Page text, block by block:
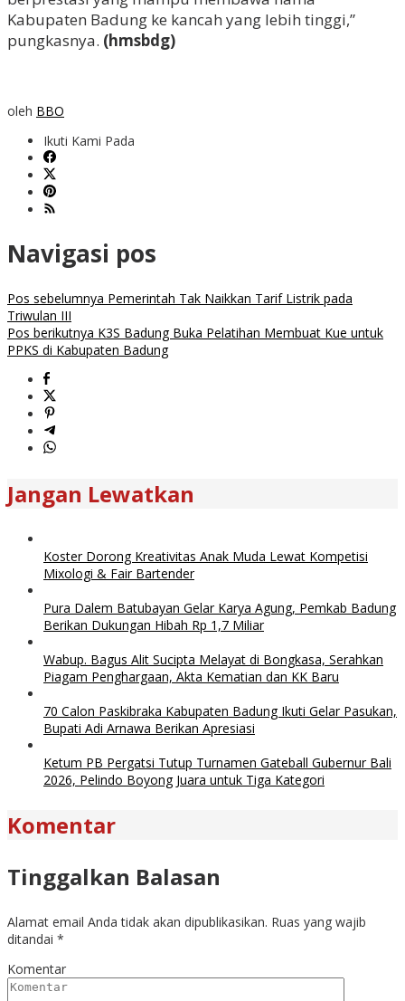
Kabupaten Badung ke kancah yang lebih tinggi,”
pungkasnya. (hmsbdg)
oleh BBO
Ikuti Kami Pada
Navigasi pos
Pos sebelumnya Pemerintah Tak Naikkan Tarif Listrik pada
Triwulan III
Pos berikutnya K3S Badung Buka Pelatihan Membuat Kue untuk
PPKS di Kabupaten Badung
Jangan Lewatkan
Koster Dorong Kreativitas Anak Muda Lewat Kompetisi
Mixologi & Fair Bartender
Pura Dalem Batubayan Gelar Karya Agung, Pemkab Badung
Berikan Dukungan Hibah Rp 1,7 Miliar
Wabup. Bagus Alit Sucipta Melayat di Bongkasa, Serahkan
Piagam Penghargaan, Akta Kematian dan KK Baru
70 Calon Paskibraka Kabupaten Badung Ikuti Gelar Pasukan,
Bupati Adi Arnawa Berikan Apresiasi
Ketum PB Pergatsi Tutup Turnamen Gateball Gubernur Bali
2026, Pelindo Boyong Juara untuk Tiga Kategori
Komentar
Tinggalkan Balasan
Alamat email Anda tidak akan dipublikasikan. Ruas yang wajib
ditandai *
Komentar